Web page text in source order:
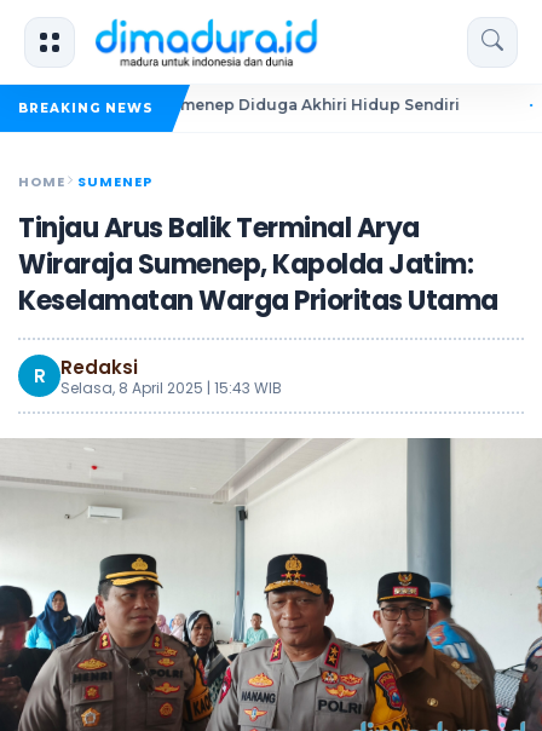
BREAKING NEWS
di Sumenep Diduga Akhiri Hidup Sendiri PKDI Cup
HOME SUMENEP
Tinjau Arus Balik Terminal Arya
Wiraraja Sumenep, Kapolda Jatim:
Keselamatan Warga Prioritas Utama
R Redaksi
Selasa, 8 April 2025 | 15:43 WIB